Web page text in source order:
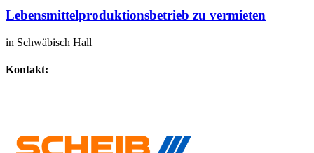
Lebensmittelproduktionsbetrieb zu vermieten
in Schwäbisch Hall
Kontakt: